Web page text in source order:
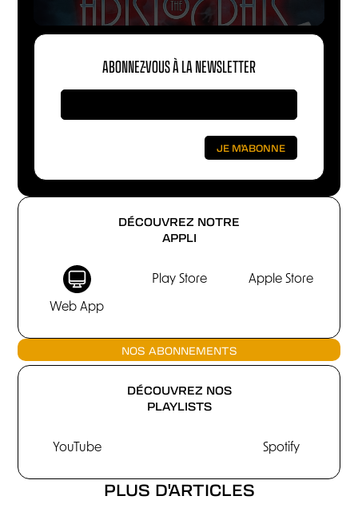
DÉCOUVREZ NOTRE
APPLI
Web App
Play Store Apple Store
NOS ABONNEMENTS
DÉCOUVREZ NOS
PLAYLISTS
YouTube Spotify
ABONNEZ-VOUS À LA NEWSLETTER
PLUS D'ARTICLES